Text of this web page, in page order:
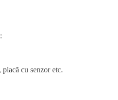
cu senzor etc.